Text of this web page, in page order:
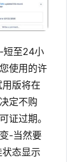
短至24小
使用的许
版将在
定不购
证过期。
-当然要
态显示